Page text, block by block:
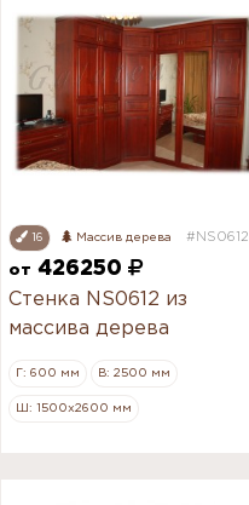
16 Массив дерева #NS0612
от 426250
Стенка NS0612 из
массива дерева
Г: 600 мм В: 2500 мм
Ш: 1500х2600 мм